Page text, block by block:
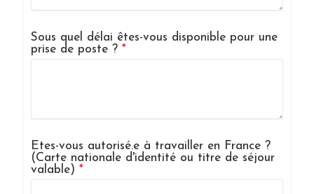
Sous quel délai êtes-vous disponible pour une
prise de poste ? *
Etes-vous autorisé.e à travailler en France ?
(Carte nationale d'identité ou titre de séjour
valable) *